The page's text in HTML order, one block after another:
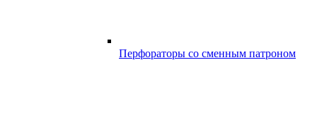
Перфораторы со сменным патроном